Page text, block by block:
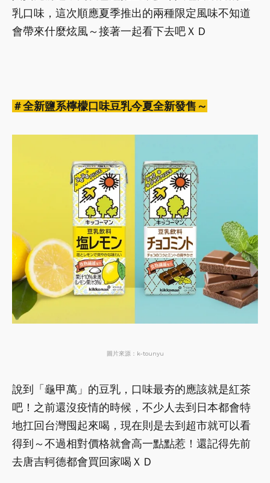
乳口味，這次順應夏季推出的兩種限定風味不知道
會帶來什麼炫風～接著一起看下去吧ＸＤ
＃全新鹽系檸檬口味豆乳今夏全新發售～
圖片來源：k-tounyu
說到「龜甲萬」的豆乳，口味最夯的應該就是紅茶
吧！之前還沒疫情的時候，不少人去到日本都會特
地扛回台灣囤起來喝，現在則是去到超市就可以看
得到～不過相對價格就會高一點點惹！還記得先前
去唐吉軻德都會買回家喝ＸＤ